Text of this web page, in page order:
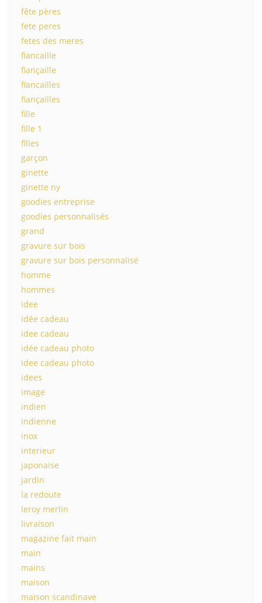
fête pères
fete peres
fetes des meres
fiancaille
fiançaille
fiancailles
fiançailles
fille
fille 1
filles
garçon
ginette
ginette ny
goodies entreprise
goodies personnalisés
grand
gravure sur bois
gravure sur bois personnalisé
homme
hommes
idee
idée cadeau
idee cadeau
idée cadeau photo
idee cadeau photo
idees
image
indien
indienne
inox
interieur
japonaise
jardin
la redoute
leroy merlin
livraison
magazine fait main
main
mains
maison
maison scandinave